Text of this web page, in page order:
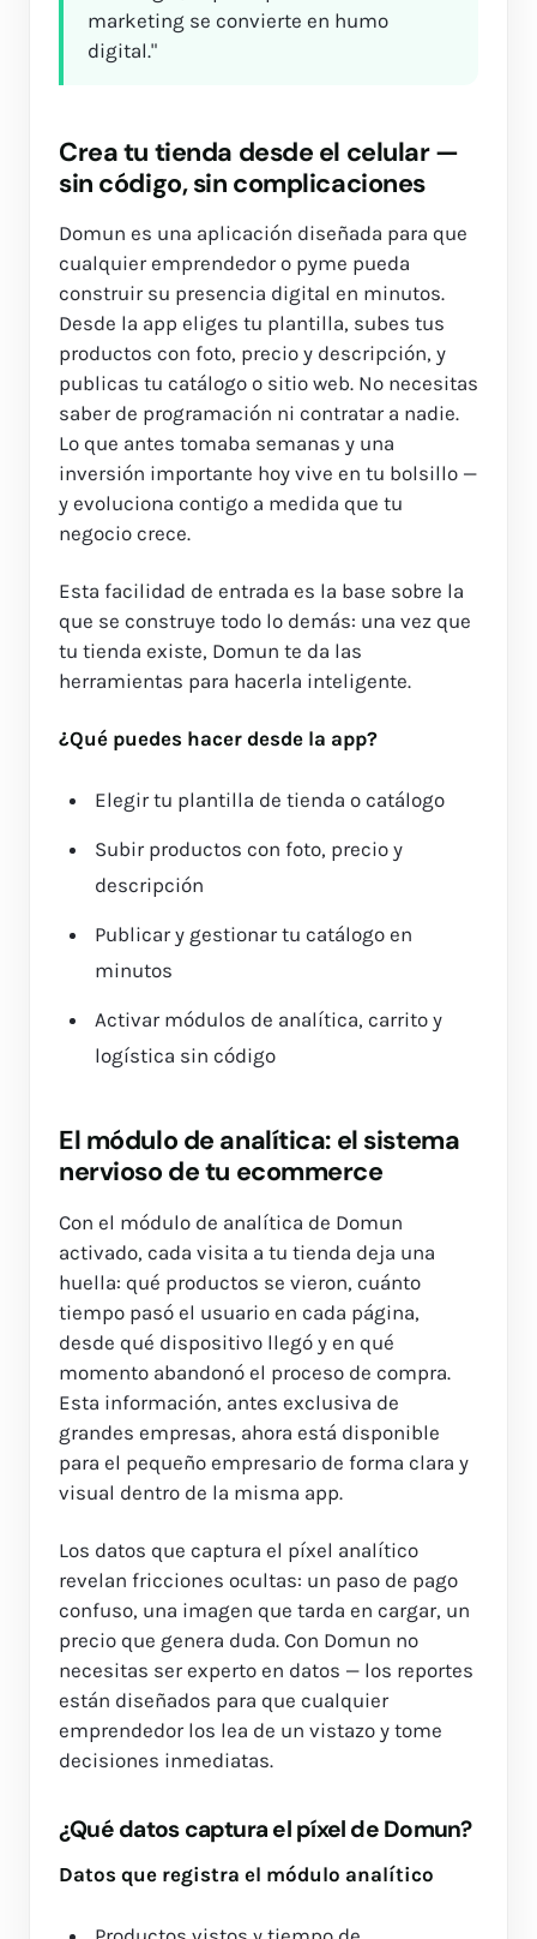
marketing se convierte en humo
digital."
Crea tu tienda desde el celular —
sin código, sin complicaciones
Domun es una aplicación diseñada para que
cualquier emprendedor o pyme pueda
construir su presencia digital en minutos.
Desde la app eliges tu plantilla, subes tus
productos con foto, precio y descripción, y
publicas tu catálogo o sitio web. No necesitas
saber de programación ni contratar a nadie.
Lo que antes tomaba semanas y una
inversión importante hoy vive en tu bolsillo —
y evoluciona contigo a medida que tu
negocio crece.
Esta facilidad de entrada es la base sobre la
que se construye todo lo demás: una vez que
tu tienda existe, Domun te da las
herramientas para hacerla inteligente.
¿Qué puedes hacer desde la app?
Elegir tu plantilla de tienda o catálogo
Subir productos con foto, precio y
descripción
Publicar y gestionar tu catálogo en
minutos
Activar módulos de analítica, carrito y
logística sin código
El módulo de analítica: el sistema
nervioso de tu ecommerce
Con el módulo de analítica de Domun
activado, cada visita a tu tienda deja una
huella: qué productos se vieron, cuánto
tiempo pasó el usuario en cada página,
desde qué dispositivo llegó y en qué
momento abandonó el proceso de compra.
Esta información, antes exclusiva de
grandes empresas, ahora está disponible
para el pequeño empresario de forma clara y
visual dentro de la misma app.
Los datos que captura el píxel analítico
revelan fricciones ocultas: un paso de pago
confuso, una imagen que tarda en cargar, un
precio que genera duda. Con Domun no
necesitas ser experto en datos — los reportes
están diseñados para que cualquier
emprendedor los lea de un vistazo y tome
decisiones inmediatas.
¿Qué datos captura el píxel de Domun?
Datos que registra el módulo analítico